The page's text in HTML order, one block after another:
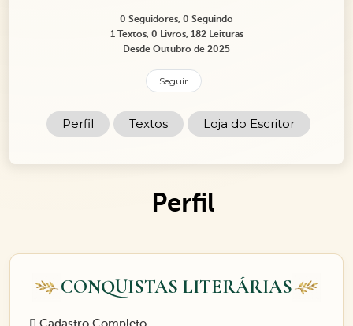
0 Seguidores, 0 Seguindo
1 Textos, 0 Livros, 182 Leituras
Desde Outubro de 2025
Seguir
Perfil Textos Loja do Escritor
Perfil
CONQUISTAS LITERÁRIAS